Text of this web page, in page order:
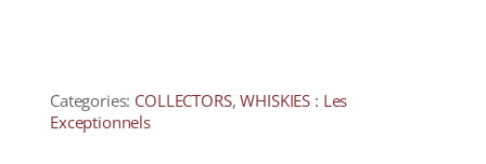
Categories: COLLECTORS,WHISKIES : Les
Exceptionnels